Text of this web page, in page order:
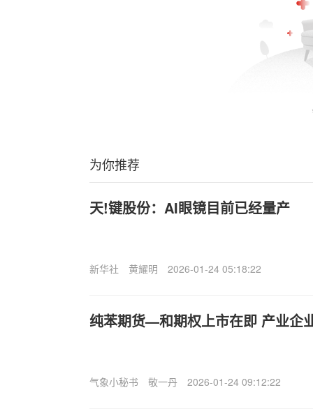
为你推荐
天!键股份：AI眼镜目前已经量产
新华社 黄耀明 2026-01-24 05:18:22
纯苯期货—和期权上市在即 产业企
气象小秘书 敬一丹 2026-01-24 09:12:22